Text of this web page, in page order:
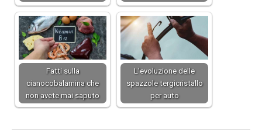
Fatti sulla
cianocobalamina che
non avete mai saputo
L'evoluzione delle
spazzole tergicristallo
per auto